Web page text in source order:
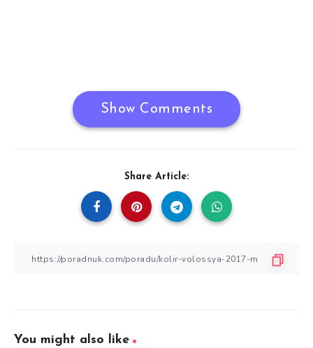
Show Comments
Share Article:
You might also like